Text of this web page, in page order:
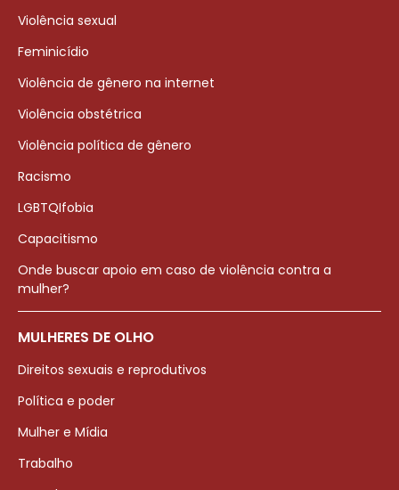
Violência sexual
Feminicídio
Violência de gênero na internet
Violência obstétrica
Violência política de gênero
Racismo
LGBTQIfobia
Capacitismo
Onde buscar apoio em caso de violência contra a
mulher?
MULHERES DE OLHO
Direitos sexuais e reprodutivos
Política e poder
Mulher e Mídia
Trabalho